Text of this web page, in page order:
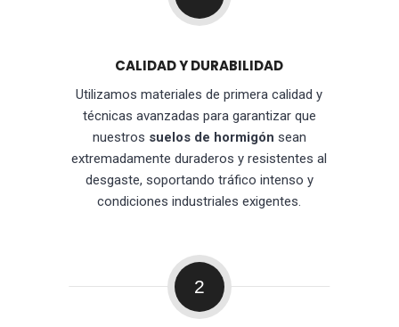
CALIDAD Y DURABILIDAD
Utilizamos materiales de primera calidad y
técnicas avanzadas para garantizar que
nuestros suelos de hormigón sean
extremadamente duraderos y resistentes al
desgaste, soportando tráfico intenso y
condiciones industriales exigentes.
2